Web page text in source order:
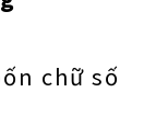
chữ số